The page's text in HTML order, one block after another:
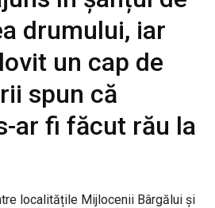
drumului, iar
un cap de
spun că
ar fi făcut rău la
localitățile Mijlocenii Bârgălui și